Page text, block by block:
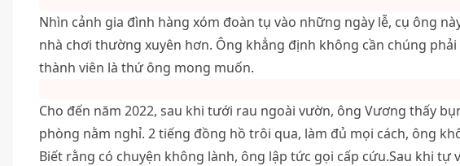
Nhìn cảnh gia đình hàng xóm đoàn tụ vào những ngày lễ, cụ ông
nhà chơi thường xuyên hơn. Ông khẳng định không cần chúng phải
thành viên là thứ ông mong muốn.
Cho đến năm 2022, sau khi tưới rau ngoài vườn, ông Vương thấy
phòng nằm nghỉ. 2 tiếng đồng hồ trôi qua, làm đủ mọi cách, ông
Biết rằng có chuyện không lành, ông lập tức gọi cấp cứu.Sau khi tự